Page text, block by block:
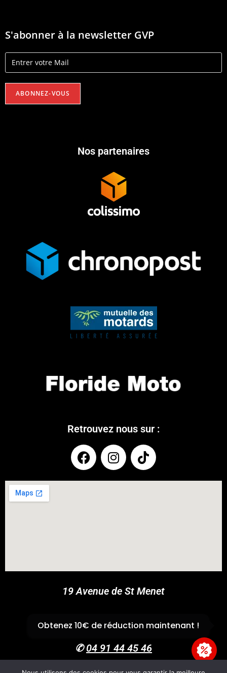
S'abonner à la newsletter GVP
Nos partenaires
Retrouvez nous sur :
19 Avenue de St Menet
13011 Marseille
✆04 91 44 45 46
Obtenez 10€ de réduction maintenant !